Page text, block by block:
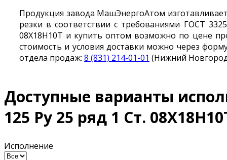
Продукция завода МашЭнергоАтом
резки в соответствии с требованиями ГОСТ
08Х18Н10Т и купить оптом возможно по цене
стоимость и условия доставки можно через
отдела продаж: 8 (831) 214-01-01 (Нижний
Доступные варианты
125 Ру 25 ряд 1 Ст.
Исполнение